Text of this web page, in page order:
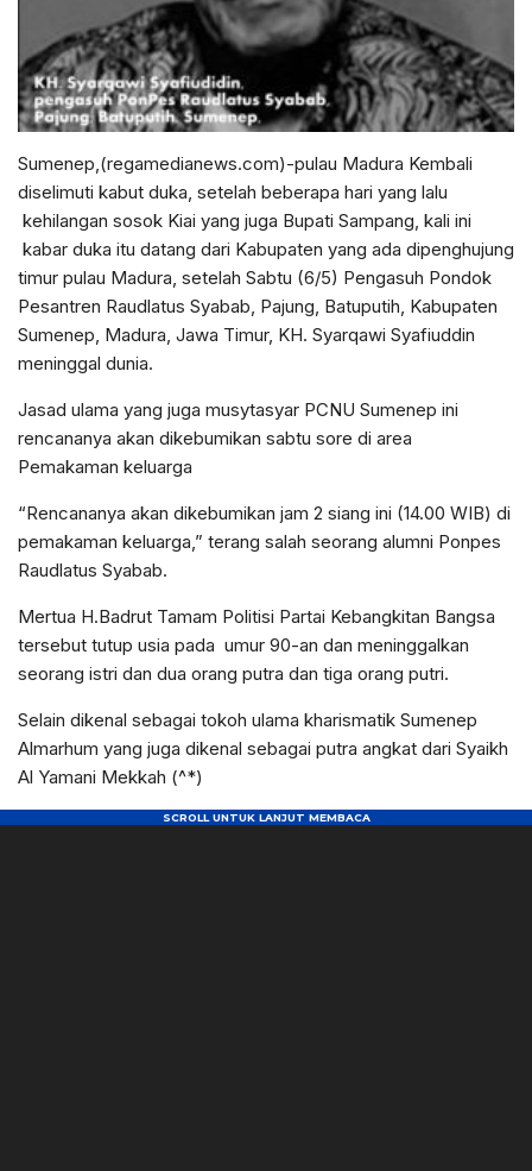
Sumenep,(regamedianews.com)-pulau Madura Kembali
diselimuti kabut duka, setelah beberapa hari yang lalu
kehilangan sosok Kiai yang juga Bupati Sampang, kali ini
kabar duka itu datang dari Kabupaten yang ada dipenghujung
timur pulau Madura, setelah Sabtu (6/5) Pengasuh Pondok
Pesantren Raudlatus Syabab, Pajung, Batuputih, Kabupaten
Sumenep, Madura, Jawa Timur, KH. Syarqawi Syafiuddin
meninggal dunia.
Jasad ulama yang juga musytasyar PCNU Sumenep ini
rencananya akan dikebumikan sabtu sore di area
Pemakaman keluarga
“Rencananya akan dikebumikan jam 2 siang ini (14.00 WIB) di
pemakaman keluarga,” terang salah seorang alumni Ponpes
Raudlatus Syabab.
Mertua H.Badrut Tamam Politisi Partai Kebangkitan Bangsa
tersebut tutup usia pada umur 90-an dan meninggalkan
seorang istri dan dua orang putra dan tiga orang putri.
Selain dikenal sebagai tokoh ulama kharismatik Sumenep
Almarhum yang juga dikenal sebagai putra angkat dari Syaikh
Al Yamani Mekkah (^*)